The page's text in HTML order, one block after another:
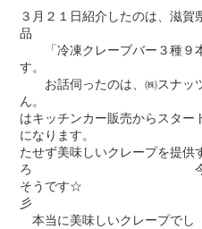
３月２１日紹介したのは、滋賀
「冷凍クレープバー３種９
す
お話伺ったのは、㈱スナッ
ん。
はキッチンカー販売からスター
になります。 お
たせず美味しいクレープを提供
ろ 今の冷凍クレ
そうです☆
本当に美味しいクレープでし